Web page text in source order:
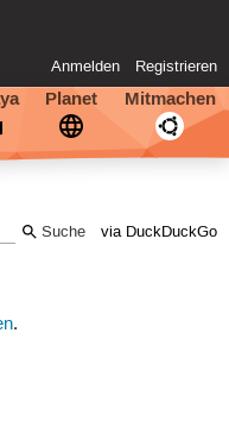
Anmelden Registrieren
Planet Mitmachen
via DuckDuckGo
.